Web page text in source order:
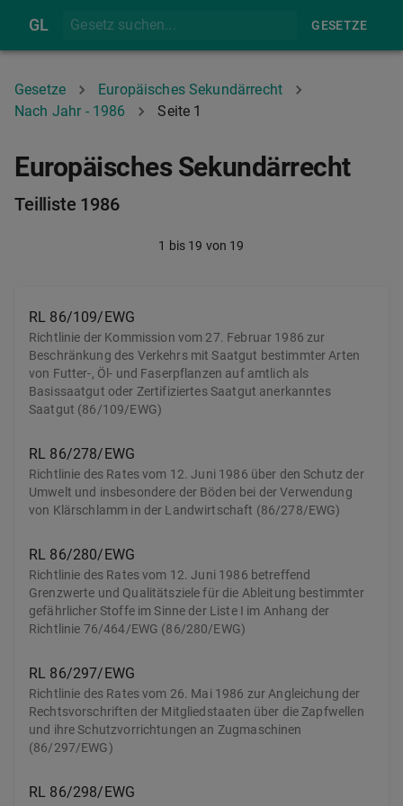
GL GESETZE
Gesetze
Europäisches Sekundärrecht
Nach Jahr - 1986
Seite 1
Europäisches Sekundärrecht
Teilliste 1986
1 bis 19 von 19
RL 86/109/EWG
Richtlinie der Kommission vom 27. Februar 1986 zur
Beschränkung des Verkehrs mit Saatgut bestimmter Arten
von Futter-, Öl- und Faserpflanzen auf amtlich als
Basissaatgut oder Zertifiziertes Saatgut anerkanntes
Saatgut (86/109/EWG)
RL 86/278/EWG
Richtlinie des Rates vom 12. Juni 1986 über den Schutz der
Umwelt und insbesondere der Böden bei der Verwendung
von Klärschlamm in der Landwirtschaft (86/278/EWG)
RL 86/280/EWG
Richtlinie des Rates vom 12. Juni 1986 betreffend
Grenzwerte und Qualitätsziele für die Ableitung bestimmter
gefährlicher Stoffe im Sinne der Liste I im Anhang der
Richtlinie 76/464/EWG (86/280/EWG)
RL 86/297/EWG
Richtlinie des Rates vom 26. Mai 1986 zur Angleichung der
Rechtsvorschriften der Mitgliedstaaten über die Zapfwellen
und ihre Schutzvorrichtungen an Zugmaschinen
(86/297/EWG)
RL 86/298/EWG